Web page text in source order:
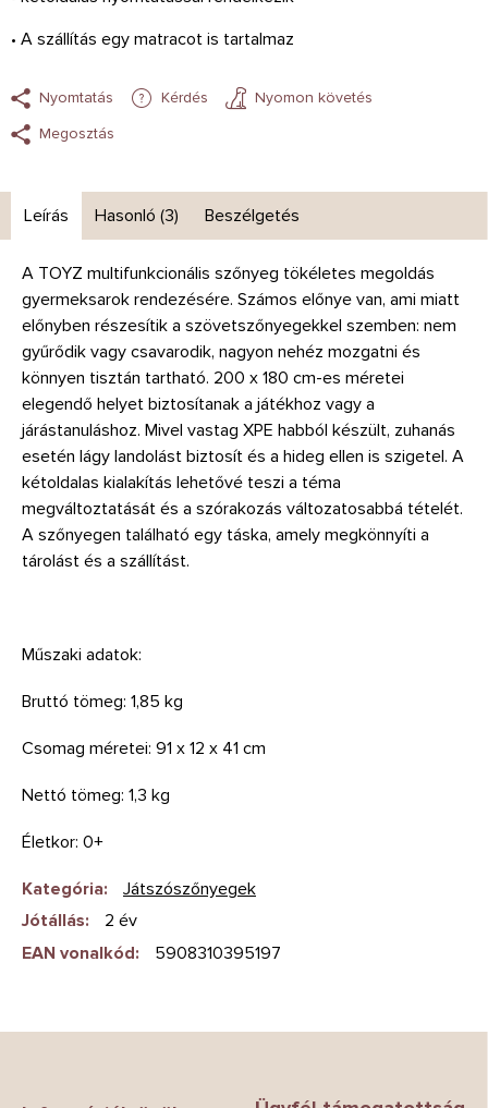
• A szállítás egy matracot is tartalmaz
Nyomtatás Kérdés
Nyomon követés
Megosztás
Leírás Hasonló (3) Beszélgetés
A TOYZ multifunkcionális szőnyeg tökéletes megoldás
gyermeksarok rendezésére. Számos előnye van, ami miatt
előnyben részesítik a szövetszőnyegekkel szemben: nem
gyűrődik vagy csavarodik, nagyon nehéz mozgatni és
könnyen tisztán tartható. 200 x 180 cm-es méretei
elegendő helyet biztosítanak a játékhoz vagy a
járástanuláshoz. Mivel vastag XPE habból készült, zuhanás
esetén lágy landolást biztosít és a hideg ellen is szigetel. A
kétoldalas kialakítás lehetővé teszi a téma
megváltoztatását és a szórakozás változatosabbá tételét.
A szőnyegen található egy táska, amely megkönnyíti a
tárolást és a szállítást.
Műszaki adatok:
Bruttó tömeg: 1,85 kg
Csomag méretei: 91 x 12 x 41 cm
Nettó tömeg: 1,3 kg
Életkor: 0+
Kategória:
Játszószőnyegek
Jótállás:
2 év
EAN vonalkód: 5908310395197